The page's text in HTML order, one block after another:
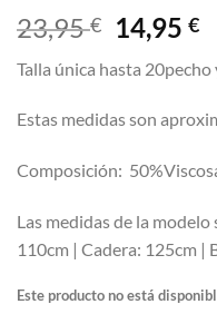
23,95€
El
precio
original
23,95 €.
14,95€El
es:
Talla única hasta
Estas medidas son
Composición:
Las medidas de la
110cm | Cadera: 125cm |
Este producto no está